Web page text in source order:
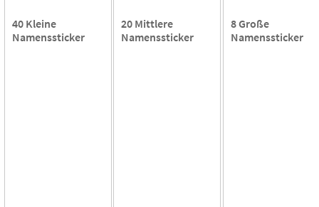
40 Kleine
Namenssticker
20 Mittlere
Namenssticker
8 Große
Namenssticker